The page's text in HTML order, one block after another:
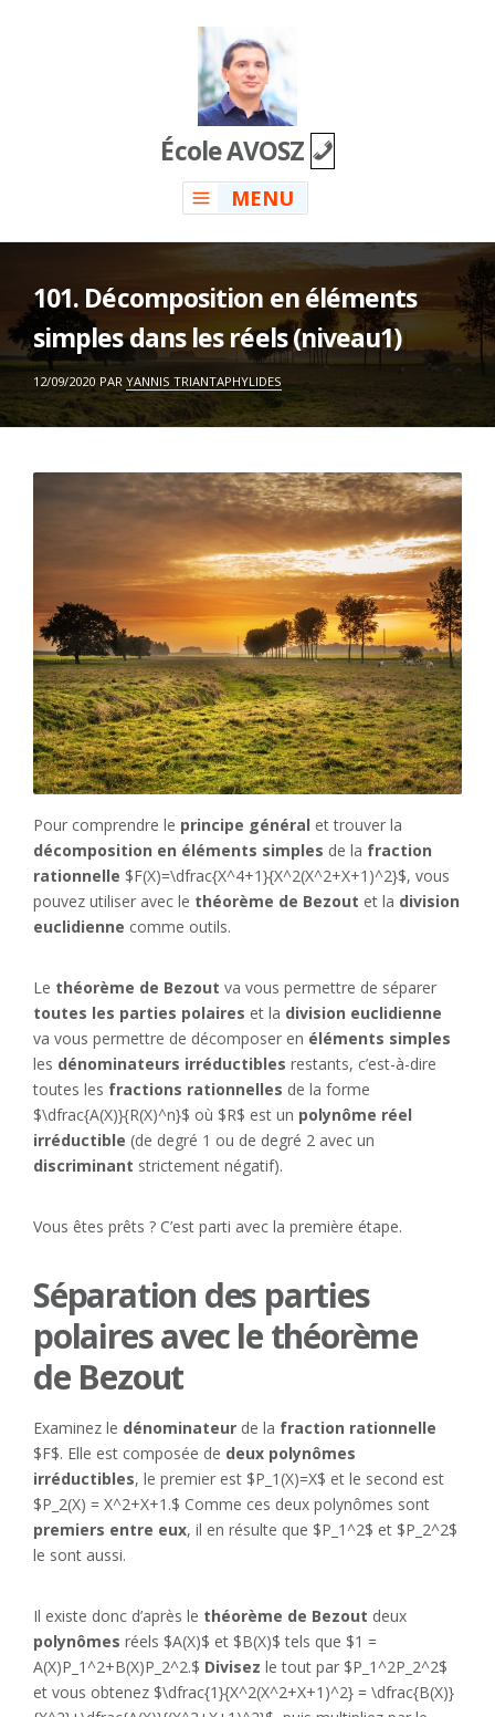
École AVOSZ
MENU
101. Décomposition en éléments
simples dans les réels (niveau1)
ON
12/09/2020 PAR YANNIS TRIANTAPHYLIDES
Pour comprendre le principe général et trouver la
décomposition en éléments simples de la fraction
rationnelle $F(X)=\dfrac{X^4+1}{X^2(X^2+X+1)^2}$, vous
pouvez utiliser avec le théorème de Bezout et la division
euclidienne comme outils.
Le théorème de Bezout va vous permettre de séparer
toutes les parties polaires et la division euclidienne
va vous permettre de décomposer en éléments simples
les dénominateurs irréductibles restants, c’est-à-dire
toutes les fractions rationnelles de la forme
$\dfrac{A(X)}{R(X)^n}$ où $R$ est un polynôme réel
irréductible (de degré 1 ou de degré 2 avec un
discriminant strictement négatif).
Vous êtes prêts ? C’est parti avec la première étape.
Séparation des parties
polaires avec le théorème
de Bezout
Examinez le dénominateur de la fraction rationnelle
$F$. Elle est composée de deux polynômes
irréductibles, le premier est $P_1(X)=X$ et le second est
$P_2(X) = X^2+X+1.$ Comme ces deux polynômes sont
premiers entre eux, il en résulte que $P_1^2$ et $P_2^2$
le sont aussi.
Il existe donc d’après le théorème de Bezout deux
polynômes réels $A(X)$ et $B(X)$ tels que $1 =
A(X)P_1^2+B(X)P_2^2.$ Divisez le tout par $P_1^2P_2^2$
et vous obtenez $\dfrac{1}{X^2(X^2+X+1)^2} = \dfrac{B(X)}